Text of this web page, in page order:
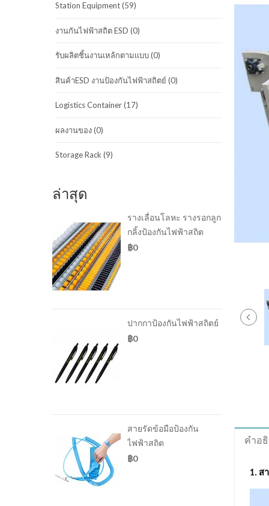
Station Equipment (59)
งานกันไฟฟ้าสถิต ESD (0)
รับผลิตชิ้นงานเหล้กตามเเบบ (0)
สินค้าESD งานป้องกันไฟฟ้าสถิตย์ (0)
Logistics Container (17)
ผลงานของ (0)
Storage Rack (9)
ล่าสุด
รางเลื่อนโลหะ รางรอกลูก
กลิ้งป้องกันไฟฟ้าสถิต
฿0
ปากกาป้องกันไฟฟ้าสถิตย์
฿0
สายรัดข้อมือป้องกัน
ไฟฟ้าสถิต
฿0
คำอ
1. ส